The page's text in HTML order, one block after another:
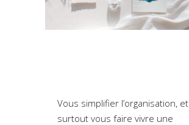
Vous simplifier l’organisation, et
surtout vous faire vivre une